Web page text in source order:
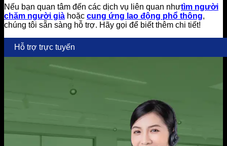
Nếu bạn quan tâm đến các dịch vụ liên quan nhưtìm người
chăm người già hoặc cung ứng lao động phổ thông,
chúng tôi sẵn sàng hỗ trợ. Hãy gọi để biết thêm chi tiết!
Hỗ trợ trực tuyến